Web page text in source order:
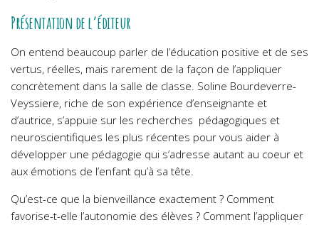
Présentation de l’éditeur
On entend beaucoup parler de l’éducation positive et de ses
vertus, réelles, mais rarement de la façon de l’appliquer
concrètement dans la salle de classe. Soline Bourdeverre-
Veyssiere, riche de son expérience d’enseignante et
d’autrice, s’appuie sur les recherches pédagogiques et
neuroscientifiques les plus récentes pour vous aider à
développer une pédagogie qui s’adresse autant au coeur et
aux émotions de l’enfant qu’à sa tête.
Qu’est-ce que la bienveillance exactement ? Comment
favorise-t-elle l’autonomie des élèves ? Comment l’appliquer